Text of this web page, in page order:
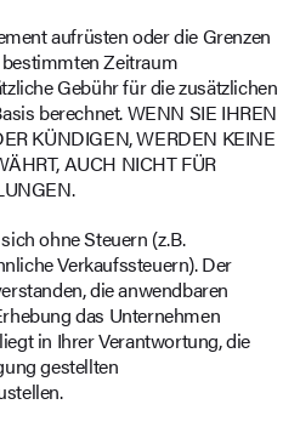
aufrüsten oder die Grenzen
Zeitraum
Gebühr für die zusätzlichen
berechnet. WENN SIE IHREN
KÜNDIGEN, WERDEN KEINE
AUCH NICHT FÜR
ohne Steuern (z.B.
Verkaufssteuern). Der
die anwendbaren
das Unternehmen
in Ihrer Verantwortung, die
gestellten